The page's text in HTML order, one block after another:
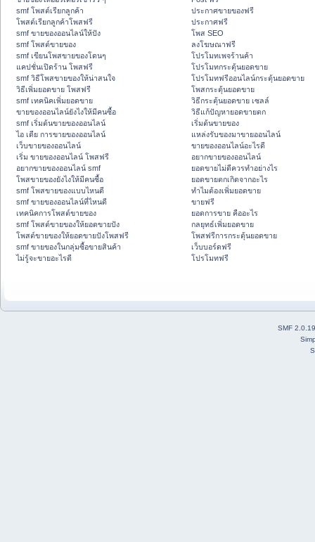
smf โพสต์เรียกลูกค้า
โพสต์เรียกลูกค้าโพสฟรี
smf ขายของออนไลน์ให้ปัง
smf โพสต์ขายของ
smf เขียนโพสขายของโดนๆ
แคปชั่นเปิดร้าน โพสฟรี
smf วิธีโพสขายของให้น่าสนใจ
วิธีเพิ่มยอดขาย โพสฟรี
smf เทคนิคเพิ่มยอดขาย
ขายของออนไลน์ยังไงให้มีคนซื้อ
smf เริ่มต้นขายของออนไลน์
ไอ เดีย การขายของออนไลน์
เว็บขายของออนไลน์
เริ่ม ขายของออนไลน์ โพสฟรี
อยากขายของออนไลน์ smf
โพสขายของยังไงให้มีคนซื้อ
smf โพสขายของแบบไหนดี
smf ขายของออนไลน์ที่ไหนดี
เทคนิคการโพสต์ขายของ
smf โพสต์ขายของให้ยอดขายปัง
โพสต์ขายของให้ยอดขายปังโพสฟรี
smf ขายของในกลุ่มซื้อขายสินค้า
ไม่รู้จะขายอะไรดี
ประกาศขายของฟรี
ประกาศฟรี
โพส SEO
ลงโฆษณาฟรี
โปรโมทเพจร้านค้า
โปรโมทกระตุ้นยอดขาย
โปรโมทฟรีออนไลน์กระตุ้นยอดขาย
โพสกระตุ้นยอดขาย
วิธีกระตุ้นยอดขาย เซลล์
วิธีแก้ปัญหายอดขายตก
เริ่มต้นขายของ
แหล่งรับของมาขายออนไลน์
ขายของออนไลน์อะไรดี
อยากขายของออนไลน์
ยอดขายไม่ดีควรทำอย่างไร
ยอดขายตกเกิดจากอะไร
ทำไมต้องเพิ่มยอดขาย
ขายฟรี
ยอดการขาย คืออะไร
กลยุทธ์เพิ่มยอดขาย
โพสฟรีการกระตุ้นยอดขาย
เว็บบอร์ดฟรี
โปรโมทฟรี
SMF 2.0.19